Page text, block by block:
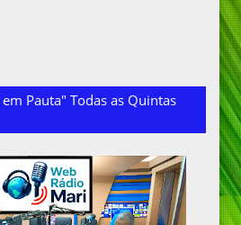
Pauta" Todas as Quintas